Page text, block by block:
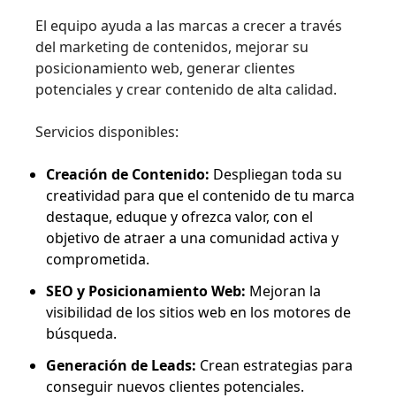
El equipo ayuda a las marcas a crecer a través
del marketing de contenidos, mejorar su
posicionamiento web, generar clientes
potenciales y crear contenido de alta calidad.
Servicios disponibles:
Creación de Contenido: Despliegan toda su
creatividad para que el contenido de tu marca
destaque, eduque y ofrezca valor, con el
objetivo de atraer a una comunidad activa y
comprometida.
SEO y Posicionamiento Web: Mejoran la
visibilidad de los sitios web en los motores de
búsqueda.
Generación de Leads: Crean estrategias para
conseguir nuevos clientes potenciales.